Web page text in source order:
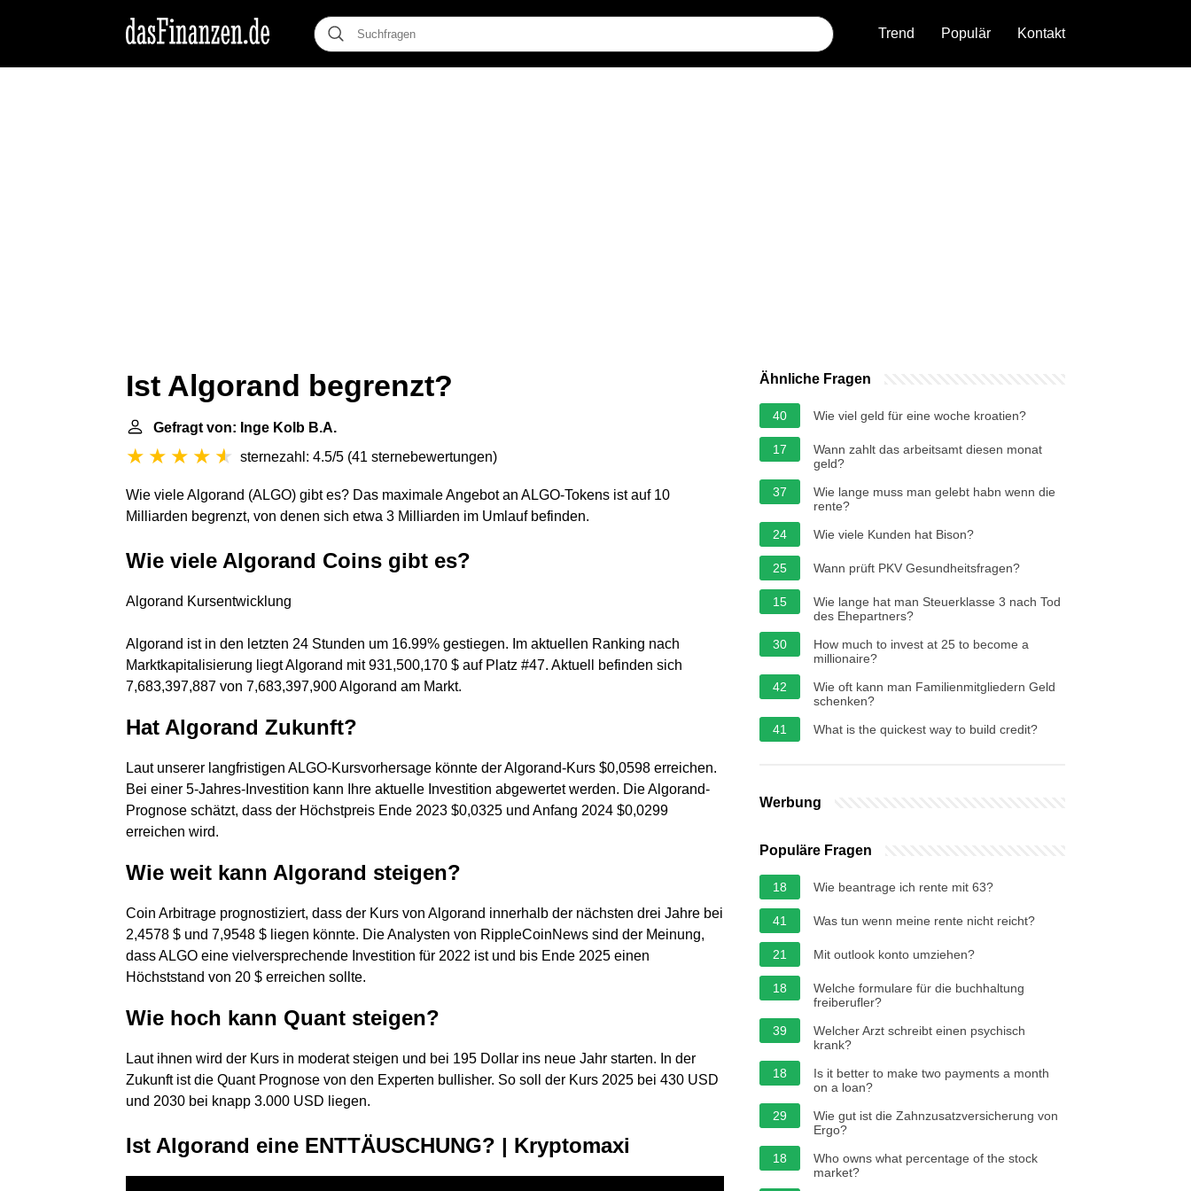
Trend Populär Kontakt
Ist Algorand begrenzt?
Gefragt von: Inge Kolb B.A.
sternezahl: 4.5/5 (41 sternebewertungen)
Wie viele Algorand (ALGO) gibt es? Das maximale Angebot an ALGO-Tokens ist auf 10
Milliarden begrenzt, von denen sich etwa 3 Milliarden im Umlauf befinden.
Wie viele Algorand Coins gibt es?
Algorand Kursentwicklung
Algorand ist in den letzten 24 Stunden um 16.99% gestiegen. Im aktuellen Ranking nach
Marktkapitalisierung liegt Algorand mit 931,500,170 $ auf Platz #47. Aktuell befinden sich
7,683,397,887 von 7,683,397,900 Algorand am Markt.
Hat Algorand Zukunft?
Laut unserer langfristigen ALGO-Kursvorhersage könnte der Algorand-Kurs $0,0598 erreichen.
Bei einer 5-Jahres-Investition kann Ihre aktuelle Investition abgewertet werden. Die Algorand-
Prognose schätzt, dass der Höchstpreis Ende 2023 $0,0325 und Anfang 2024 $0,0299
erreichen wird.
Wie weit kann Algorand steigen?
Coin Arbitrage prognostiziert, dass der Kurs von Algorand innerhalb der nächsten drei Jahre bei
2,4578 $ und 7,9548 $ liegen könnte. Die Analysten von RippleCoinNews sind der Meinung,
dass ALGO eine vielversprechende Investition für 2022 ist und bis Ende 2025 einen
Höchststand von 20 $ erreichen sollte.
Wie hoch kann Quant steigen?
Laut ihnen wird der Kurs in moderat steigen und bei 195 Dollar ins neue Jahr starten. In der
Zukunft ist die Quant Prognose von den Experten bullisher. So soll der Kurs 2025 bei 430 USD
und 2030 bei knapp 3.000 USD liegen.
Ist Algorand eine ENTTÄUSCHUNG? | Kryptomaxi
Ähnliche Fragen
40 Wie viel geld für eine woche kroatien?
17
Wann zahlt das arbeitsamt diesen monat
geld?
37
Wie lange muss man gelebt habn wenn die
rente?
24
Wie viele Kunden hat Bison?
25 Wann prüft PKV Gesundheitsfragen?
15
Wie lange hat man Steuerklasse 3 nach Tod
des Ehepartners?
30
How much to invest at 25 to become a
millionaire?
42
Wie oft kann man Familienmitgliedern Geld
schenken?
41
What is the quickest way to build credit?
Werbung
Populäre Fragen
18 Wie beantrage ich rente mit 63?
41 Was tun wenn meine rente nicht reicht?
21 Mit outlook konto umziehen?
18
Welche formulare für die buchhaltung
freiberufler?
39
Welcher Arzt schreibt einen psychisch
krank?
18
Is it better to make two payments a month
on a loan?
29
Wie gut ist die Zahnzusatzversicherung von
Ergo?
18
Who owns what percentage of the stock
market?